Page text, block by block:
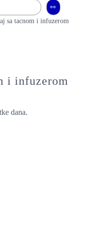
👀
sa tacnom i infuzerom
i infuzerom
dana.